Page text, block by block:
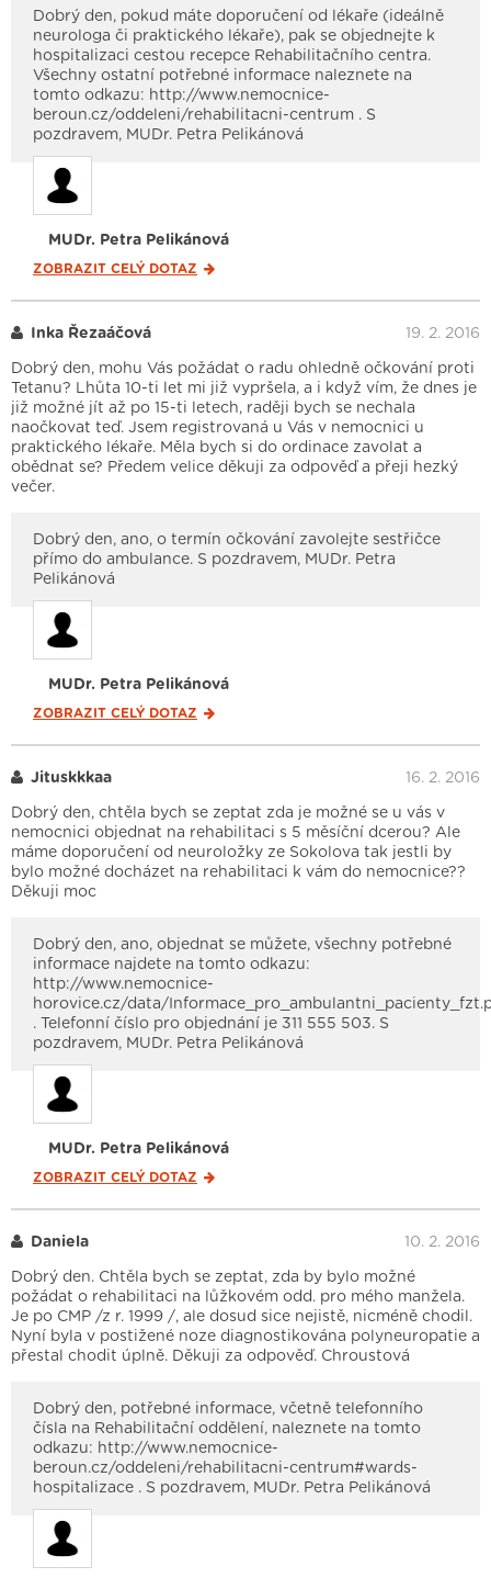
Dobrý den, pokud máte doporučení od lékaře (ideálně
neurologa či praktického lékaře), pak se objednejte k
hospitalizaci cestou recepce Rehabilitačního centra.
Všechny ostatní potřebné informace naleznete na
tomto odkazu: http://www.nemocnice-
beroun.cz/oddeleni/rehabilitacni-centrum . S
pozdravem, MUDr. Petra Pelikánová
MUDr. Petra Pelikánová
ZOBRAZIT CELÝ DOTAZ
Inka Řezaáčová 19. 2. 2016
Dobrý den, mohu Vás požádat o radu ohledně očkování proti
Tetanu? Lhůta 10-ti let mi již vypršela, a i když vím, že dnes je
již možné jít až po 15-ti letech, raději bych se nechala
naočkovat teď. Jsem registrovaná u Vás v nemocnici u
praktického lékaře. Měla bych si do ordinace zavolat a
obědnat se? Předem velice děkuji za odpověď a přeji hezký
večer.
Dobrý den, ano, o termín očkování zavolejte sestřičce
přímo do ambulance. S pozdravem, MUDr. Petra
Pelikánová
MUDr. Petra Pelikánová
ZOBRAZIT CELÝ DOTAZ
Jituskkkaa 16. 2. 2016
Dobrý den, chtěla bych se zeptat zda je možné se u vás v
nemocnici objednat na rehabilitaci s 5 měsíční dcerou? Ale
máme doporučení od neuroložky ze Sokolova tak jestli by
bylo možné docházet na rehabilitaci k vám do nemocnice??
Děkuji moc
Dobrý den, ano, objednat se můžete, všechny potřebné
informace najdete na tomto odkazu:
http://www.nemocnice-
horovice.cz/data/
. Telefonní číslo pro objednání je 311 555 503. S
pozdravem, MUDr. Petra Pelikánová
MUDr. Petra Pelikánová
ZOBRAZIT CELÝ DOTAZ
Daniela 10. 2. 2016
Dobrý den. Chtěla bych se zeptat, zda by bylo možné
požádat o rehabilitaci na lůžkovém odd. pro mého manžela.
Je po CMP /z r. 1999 /, ale dosud sice nejistě, nicméně chodil.
Nyní byla v postižené noze diagnostikována polyneuropatie a
přestal chodit úplně. Děkuji za odpověď. Chroustová
Dobrý den, potřebné informace, včetně telefonního
čísla na Rehabilitační oddělení, naleznete na tomto
odkazu: http://www.nemocnice-
beroun.cz/oddeleni/rehabilitacni-centrum#wards-
hospitalizace . S pozdravem, MUDr. Petra Pelikánová